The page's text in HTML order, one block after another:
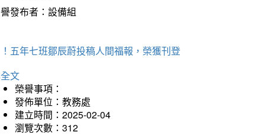
發布者：設備組
五年七班鄒辰蔚投稿人間福報，榮獲刊登
文
榮譽事項：
發佈單位：教務處
建立時間：2025-02-04
瀏覽次數：312